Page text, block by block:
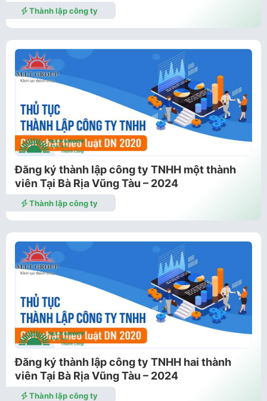
Thành lập công ty
Đăng ký thành lập công ty TNHH một thành
viên Tại Bà Rịa Vũng Tàu – 2024
Thành lập công ty
Đăng ký thành lập công ty TNHH hai thành
viên Tại Bà Rịa Vũng Tàu – 2024
Thành lập công ty